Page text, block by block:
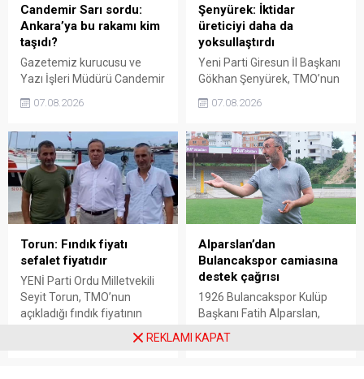
Candemir Sarı sordu:
Ankara’ya bu rakamı kim
taşıdı?
Gazetemiz kurucusu ve
Yazı İşleri Müdürü Candemir
tartışmalarını köşesine
300 liraya ulaştığı bir
dönemde Ankara’ya 240
liralık fiyat teklifi
götürüldüğü iddiasını
gündeme getiren Sarı,
Giresun milletvekillerini açık
ve net bir cevap vermeye
çağırdı.
07.08.2026
Şenyürek: İktidar
üreticiyi daha da
yoksullaştırdı
Yeni Parti Giresun İl Başkanı
Gökhan Şenyürek, TMO’nun
açıkladığı 255 liralık fiyatı
nitelendirdi. Artışın yıllık
enflasyonun altında kaldığını
belirten Şenyürek, kararın
üreticiyi değil tekelleri
koruduğunu savundu.
07.08.2026
Torun: Fındık fiyatı
sefalet fiyatıdır
YENİ Parti Ordu Milletvekili
Seyit Torun, TMO’nun
açıkladığı fındık fiyatının
karşılamadığını söyledi.
Alparslan’dan
Bulancakspor camiasına
destek çağrısı
1926 Bulancakspor Kulüp
Başkanı Fatih Alparslan,
tesisleşmeden kurumsal
07.08.2026
REKLAMI KAPAT